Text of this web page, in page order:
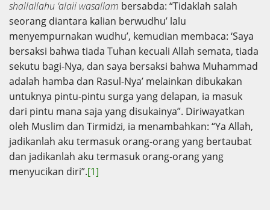
shallallahu ‘alaii wasallam bersabda: “Tidaklah salah
seorang diantara kalian berwudhu’ lalu
menyempurnakan wudhu’, kemudian membaca: ‘Saya
bersaksi bahwa tiada Tuhan kecuali Allah semata, tiada
sekutu bagi-Nya, dan saya bersaksi bahwa Muhammad
adalah hamba dan Rasul-Nya’ melainkan dibukakan
untuknya pintu-pintu surga yang delapan, ia masuk
dari pintu mana saja yang disukainya”. Diriwayatkan
oleh Muslim dan Tirmidzi, ia menambahkan: “Ya Allah,
jadikanlah aku termasuk orang-orang yang bertaubat
dan jadikanlah aku termasuk orang-orang yang
menyucikan diri”.[1]